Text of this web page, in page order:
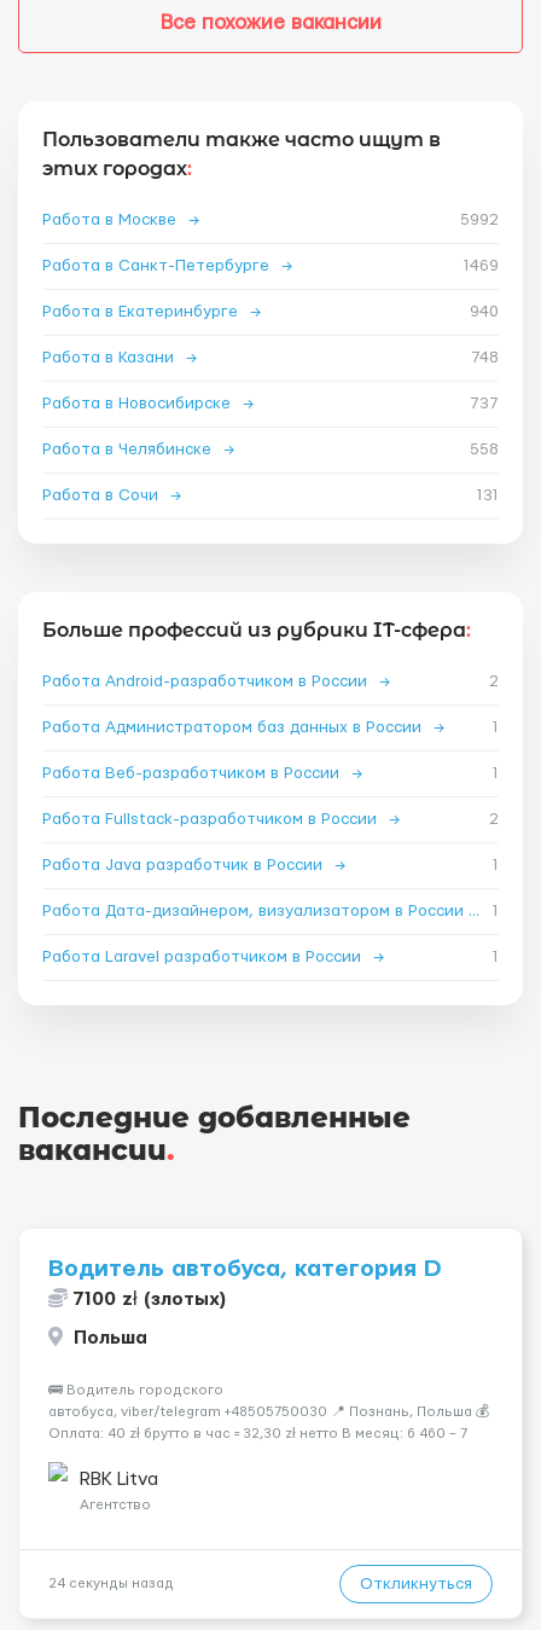
Все похожие вакансии
Пользователи также часто ищут в
этих городах:
Работа в Москве → 5992
Работа в Санкт-Петербурге → 1469
Работа в Екатеринбурге → 940
Работа в Казани → 748
Работа в Новосибирске → 737
Работа в Челябинске → 558
Работа в Сочи → 131
Больше профессий из рубрики IT-сфера:
Работа Android-разработчиком в России → 2
Работа Администратором баз данных в России → 1
Работа Веб-разработчиком в России → 1
Работа Fullstack-разработчиком в России → 2
Работа Java разработчик в России → 1
Работа Дата-дизайнером, визуализатором в России→ 1
Работа Laravel разработчиком в России → 1
Последние добавленные
вакансии.
Водитель автобуса, категория D
7100 zł (злотых)
Польша
🚌 Водитель городского
автобуса, viber/telegram +48505750030 📍 Познань, Польша 💰
Оплата: 40 zł брутто в час = 32,30 zł нетто В месяц: 6 460 – 7
Далее - 450 zł/месяц или +1 zł к ставке для тех, кто арендует
жильё ...
RBK Litva
Агентство
24 секунды назад Откликнуться